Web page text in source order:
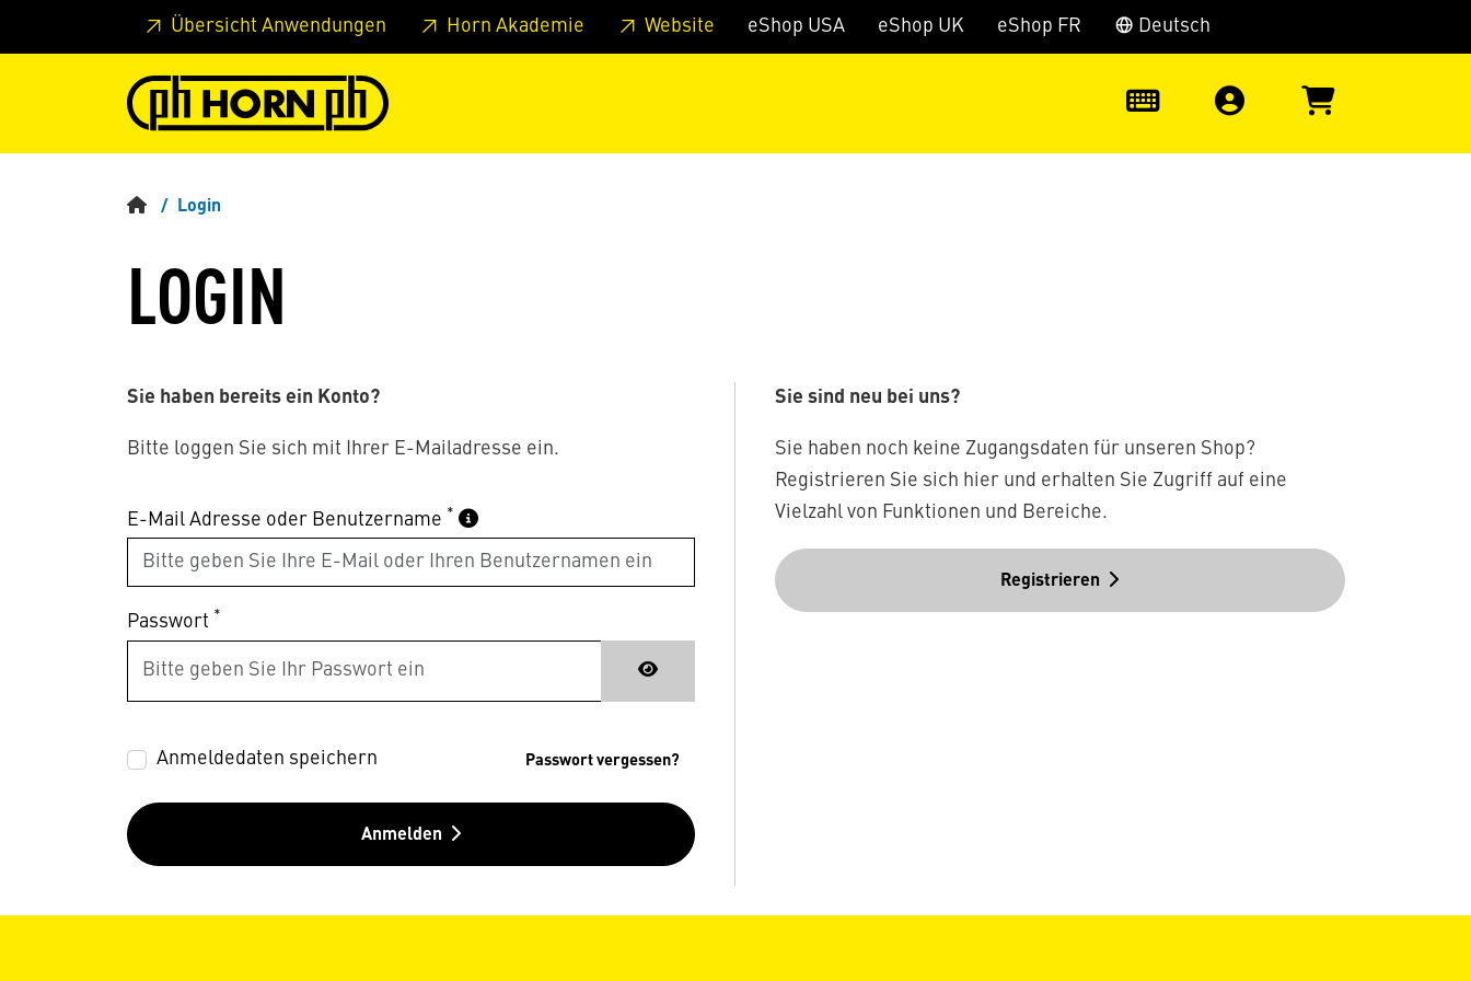
Springe zu Hauptinhalt Springe zum Header Springe zum Footer Springe zum Hauptmenu Springe zur Suche
Übersicht Anwendungen Horn Akademie Website eShop USA eShop UK eShop FR Deutsch
Login
LOGIN
Sie haben bereits ein Konto?
Bitte loggen Sie sich mit Ihrer E-Mailadresse ein.
E-Mail Adresse oder Benutzername *
Passwort *
Anmeldedaten speichern Passwort vergessen?
Anmelden
Sie sind neu bei uns?
Sie haben noch keine Zugangsdaten für unseren Shop?
Registrieren Sie sich hier und erhalten Sie Zugriff auf eine
Vielzahl von Funktionen und Bereiche.
Registrieren